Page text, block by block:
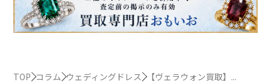
TOP コラム ウェディングドレス 【ヴェラウォン買取】...